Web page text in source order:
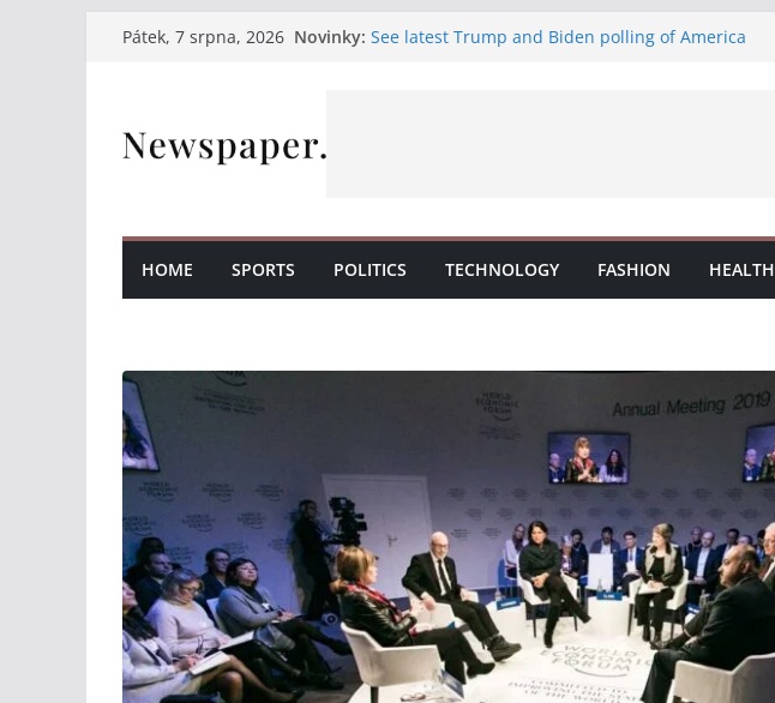
Přeskočit
Pátek, 7 srpna, 2026 Novinky: See latest Trump and Biden polling of America
HOME SPORTS POLITICS TECHNOLOGY FASHION HEALTH